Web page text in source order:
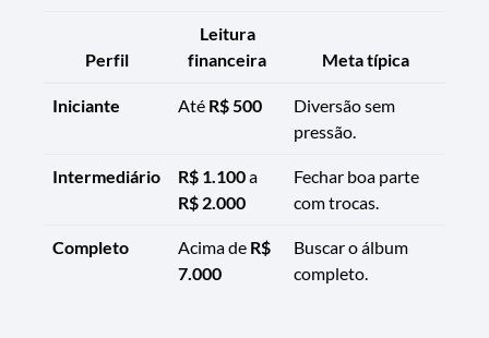
Perfil
Leitura
financeira
Meta típica
Iniciante Até R$ 500
Diversão sem
pressão.
Intermediário R$ 1.100a
R$ 2.000
Fechar boa parte
com trocas.
Completo Acima de R$
7.000
Buscar o álbum
completo.